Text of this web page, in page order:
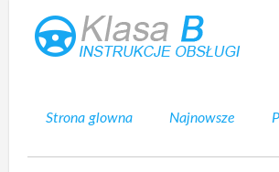
Strona glowna Najnowsze